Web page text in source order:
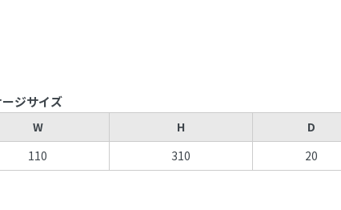
ジサイズ
W H
D
110
310 20